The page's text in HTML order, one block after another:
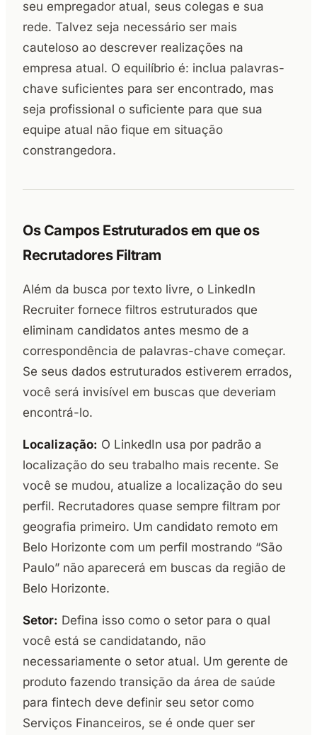
seu empregador atual, seus colegas e sua
rede. Talvez seja necessário ser mais
cauteloso ao descrever realizações na
empresa atual. O equilíbrio é: inclua palavras-
chave suficientes para ser encontrado, mas
seja profissional o suficiente para que sua
equipe atual não fique em situação
constrangedora.
Os Campos Estruturados em que os
Recrutadores Filtram
Além da busca por texto livre, o LinkedIn
Recruiter fornece filtros estruturados que
eliminam candidatos antes mesmo de a
correspondência de palavras-chave começar.
Se seus dados estruturados estiverem errados,
você será invisível em buscas que deveriam
encontrá-lo.
Localização: O LinkedIn usa por padrão a
localização do seu trabalho mais recente. Se
você se mudou, atualize a localização do seu
perfil. Recrutadores quase sempre filtram por
geografia primeiro. Um candidato remoto em
Belo Horizonte com um perfil mostrando “São
Paulo” não aparecerá em buscas da região de
Belo Horizonte.
Setor: Defina isso como o setor para o qual
você está se candidatando, não
necessariamente o setor atual. Um gerente de
produto fazendo transição da área de saúde
para fintech deve definir seu setor como
Serviços Financeiros, se é onde quer ser